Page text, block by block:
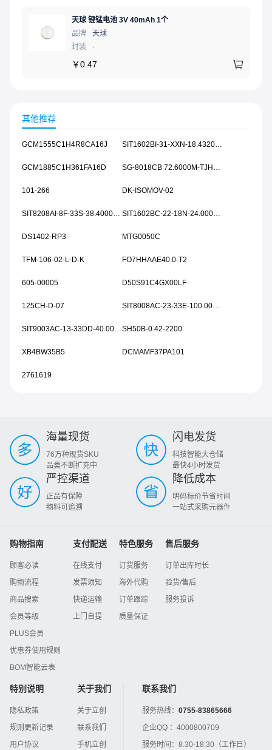
天球 锂锰电池 3V 40mAh 1个
品牌
天球
封装
-
￥0.47
其他推荐
GCM1555C1H4R8CA16J SIT1602BI-31-XXN-18.432000
GCM1885C1H361FA16D SG-8018CB 72.6000M-TJHPA0
101-266 DK-ISOMOV-02
SIT8208AI-8F-33S-38.400000T SIT1602BC-22-18N-24.000000
DS1402-RP3 MTG0050C
TFM-106-02-L-D-K FO7HHAAE40.0-T2
605-00005 D50S91C4GX00LF
125CH-D-07 SIT8008AC-23-33E-100.000000
SIT9003AC-13-33DD-40.00000YSH50B-0.42-2200
XB4BW35B5 DCMAMF37PA101
2761619
海量现货
76万种现货SKU
品类不断扩充中
闪电发货
科技智能大仓储
最快4小时发货
严控渠道
正品有保障
物料可追溯
降低成本
明码标价节省时间
一站式采购元器件
购物指南
顾客必读
购物流程
商品搜索
会员等级
PLUS会员
优惠券使用规则
BOM智能云表
支付配送
在线支付
发票须知
快递运输
上门自提
特色服务
订货服务
海外代购
订单跟踪
质量保证
售后服务
订单出库时长
验货/售后
服务投诉
特别说明
隐私政策
规则更新记录
用户协议
关于我们
关于立创
联系我们
手机立创
联系我们
服务热线： 0755-83865666
企业QQ ： 4000800709
服务时间： 8:30-18:30（工作日）